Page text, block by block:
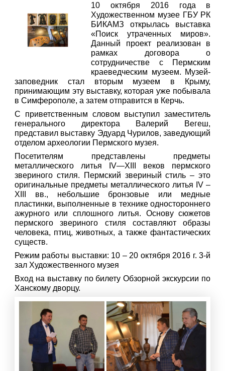
10 октября 2016 года в
Художественном музее ГБУ РК
БИКАМЗ открылась выставка
«Поиск утраченных миров».
Данный проект реализован в
рамках договора о
сотрудничестве с Пермским
краеведческим музеем. Музей-
заповедник стал вторым музеем в Крыму,
принимающим эту выставку, которая уже побывала
в Симферополе, а затем отправится в Керчь.
С приветственным словом выступил заместитель
генерального директора Валерий Вегеш,
представил выставку Эдуард Чурилов, заведующий
отделом археологии Пермского музея.
Посетителям представлены предметы
металлического литья IV—XIII веков пермского
звериного стиля. Пермский звериный стиль – это
оригинальные предметы металлического литья IV –
XIII вв., небольшие бронзовые или медные
пластинки, выполненные в технике одностороннего
ажурного или сплошного литья. Основу сюжетов
пермского звериного стиля составляют образы
человека, птиц, животных, а также фантастических
существ.
Режим работы выставки: 10 – 20 октября 2016 г. 3-й
зал Художественного музея
Вход на выставку по билету Обзорной экскурсии по
Ханскому дворцу.